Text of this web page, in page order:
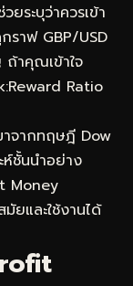
ระบุว่าควรเข้า
ราฟ GBP/USD
าคุณเข้าใจ
Ratio
จากทฤษฎี Dow
ชั้นนำอย่าง
Money
ยและใช้งานได้